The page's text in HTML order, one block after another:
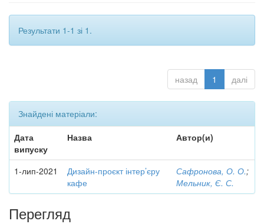
Результати 1-1 зі 1.
назад 1 далі
Знайдені матеріали:
Дата
випуску
Назва Автор(и)
1-лип-2021
Дизайн-проєкт інтер’єру
кафе
Сафронова, О. О.;
Мельник, Є. С.
Перегляд